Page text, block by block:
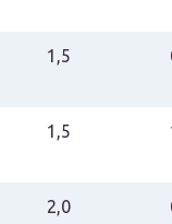
1,5
1,5
2,0